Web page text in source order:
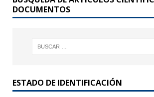
DOCUMENTOS
ESTADO DE IDENTIFICACIÓN